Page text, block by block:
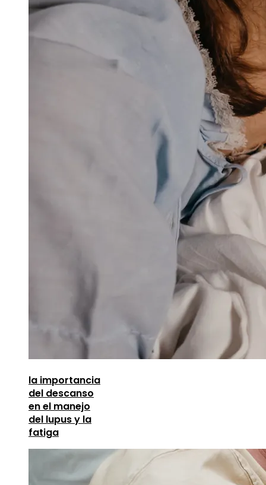
la importancia
del descanso
en el manejo
del lupus y la
fatiga